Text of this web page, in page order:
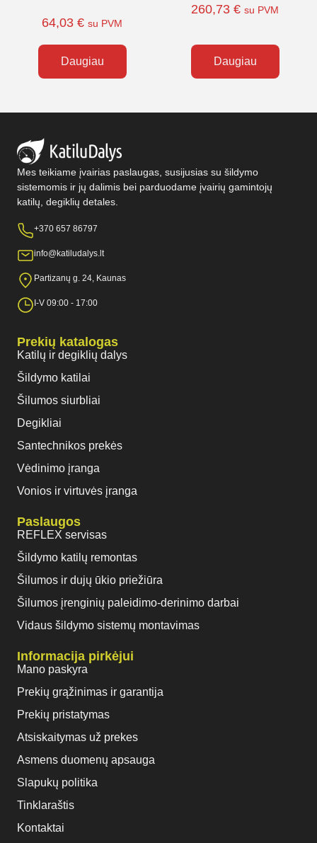
64,03 € su PVM
Daugiau
260,73 € su PVM
Daugiau
Mes teikiame įvairias paslaugas, susijusias su šildymo
sistemomis ir jų dalimis bei parduodame įvairių gamintojų
katilų, degiklių detales.
+370 657 86797
info@katiludalys.lt
Partizanų g. 24, Kaunas
I-V 09:00 - 17:00
Prekių katalogas
Katilų ir degiklių dalys
Šildymo katilai
Šilumos siurbliai
Degikliai
Santechnikos prekės
Vėdinimo įranga
Vonios ir virtuvės įranga
Paslaugos
REFLEX servisas
Šildymo katilų remontas
Šilumos ir dujų ūkio priežiūra
Šilumos įrenginių paleidimo-derinimo darbai
Vidaus šildymo sistemų montavimas
Informacija pirkėjui
Mano paskyra
Prekių grąžinimas ir garantija
Prekių pristatymas
Atsiskaitymas už prekes
Asmens duomenų apsauga
Slapukų politika
Tinklaraštis
Kontaktai